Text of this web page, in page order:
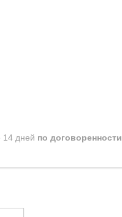
14 дней по договоренности